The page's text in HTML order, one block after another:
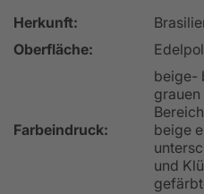
Herkunft:
Oberfläche:
Farbeindruck:
beige-
beige
und